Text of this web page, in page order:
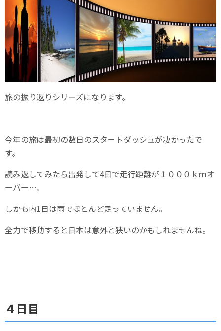
旅の振り返りシリーズになります。
今年の旅は最初の数日のスタートダッシュが凄かったで
す。
読み返してみたら出発して4日で走行距離が１０００ｋｍオ
ーバー…。
しかも内1日は雨でほとんど走っていません。
全力で移動すると日本は意外と狭いのかもしれませんね。
４日目